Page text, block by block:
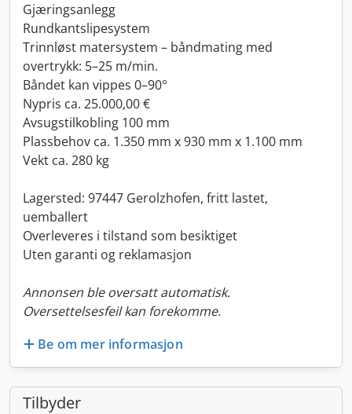
Gjæringsanlegg
Rundkant­slipesystem
Trinnløst matersystem – båndmating med
overtrykk: 5–25 m/min.
Båndet kan vippes 0–90°
Nypris ca. 25.000,00 €
Avsugstilkobling 100 mm
Plassbehov ca. 1.350 mm x 930 mm x 1.100 mm
Vekt ca. 280 kg
Lagersted: 97447 Gerolzhofen, fritt lastet,
uemballert
Overleveres i tilstand som besiktiget
Uten garanti og reklamasjon
Annonsen ble oversatt automatisk.
Oversettelsesfeil kan forekomme.
Be om mer informasjon
Tilbyder